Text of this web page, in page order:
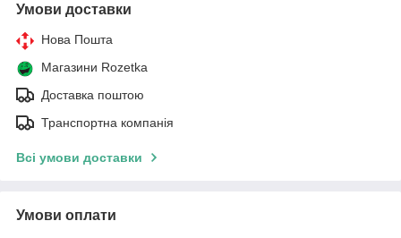
Умови доставки
Нова Пошта
Магазини Rozetka
Доставка поштою
Транспортна компанія
Всі умови доставки
Умови оплати